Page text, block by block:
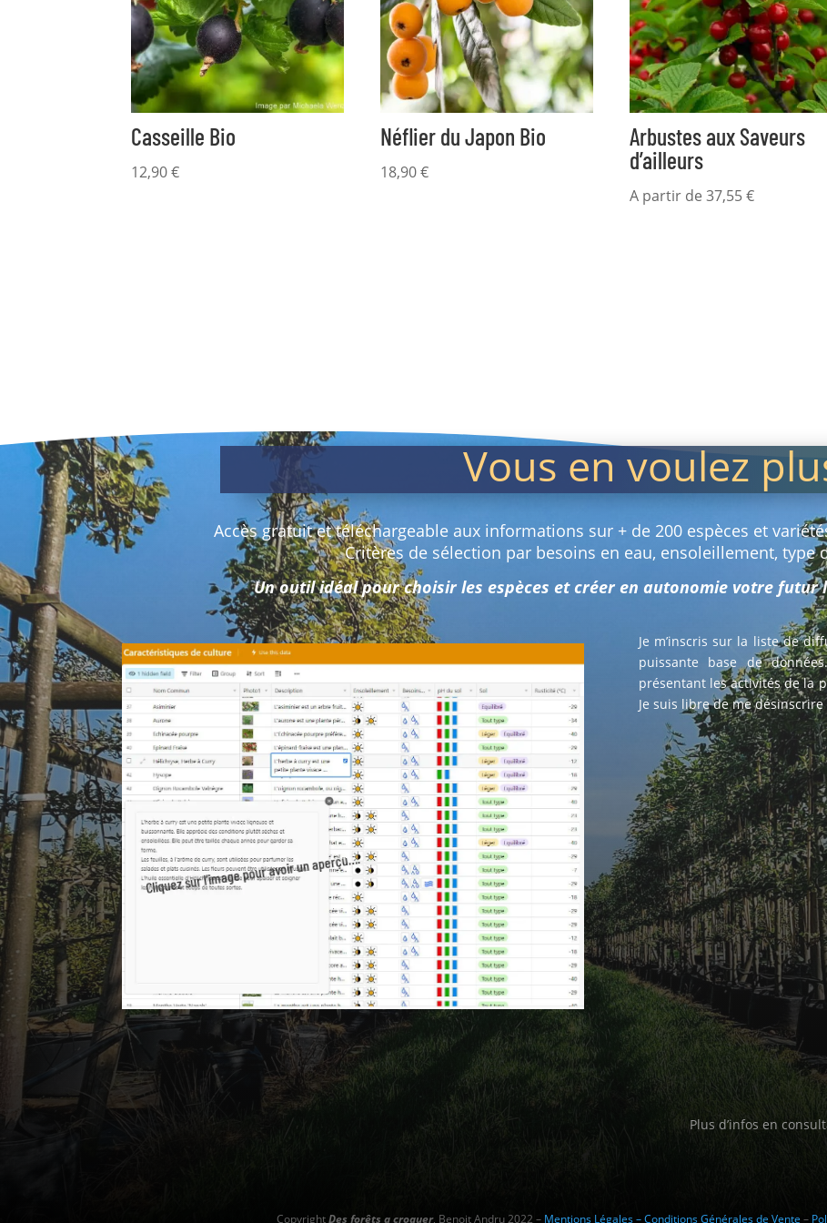
Casseille Bio
12,90€
Néflier du Japon Bio
18,90€
Arbustes aux Saveurs
d’ailleurs
A partir de 37,55€
Vous en voulez
Accès gratuit et téléchargeable aux informations sur + de 200 espèces et
Critères de sélection par besoins en eau, ensoleillement, type
Un outil idéal pour choisir les espèces et créer en autonomie votre futur
Cliquez sur l’image pour avoir un aperçu….
Je m’inscris sur la liste de
puissante base de
présentant les activités de la
Je suis libre de me
Plus d’infos en
CopyrightDes forêts a croquer, Benoit Andru 2022 – Mentions Légales – Conditions Générales de Vente –